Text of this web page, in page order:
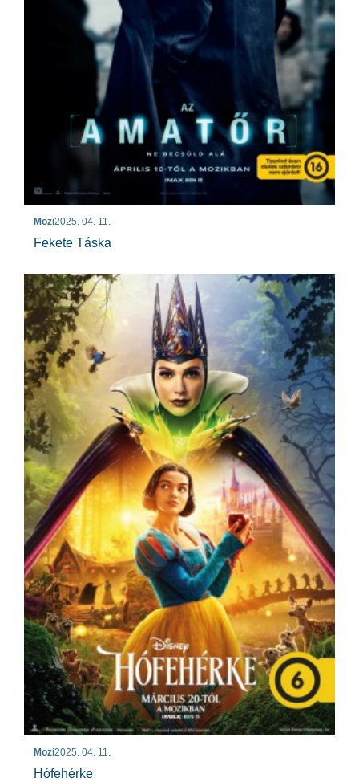
Mozi2025. 04. 11.
Fekete Táska
Mozi2025. 04. 11.
Hófehérke